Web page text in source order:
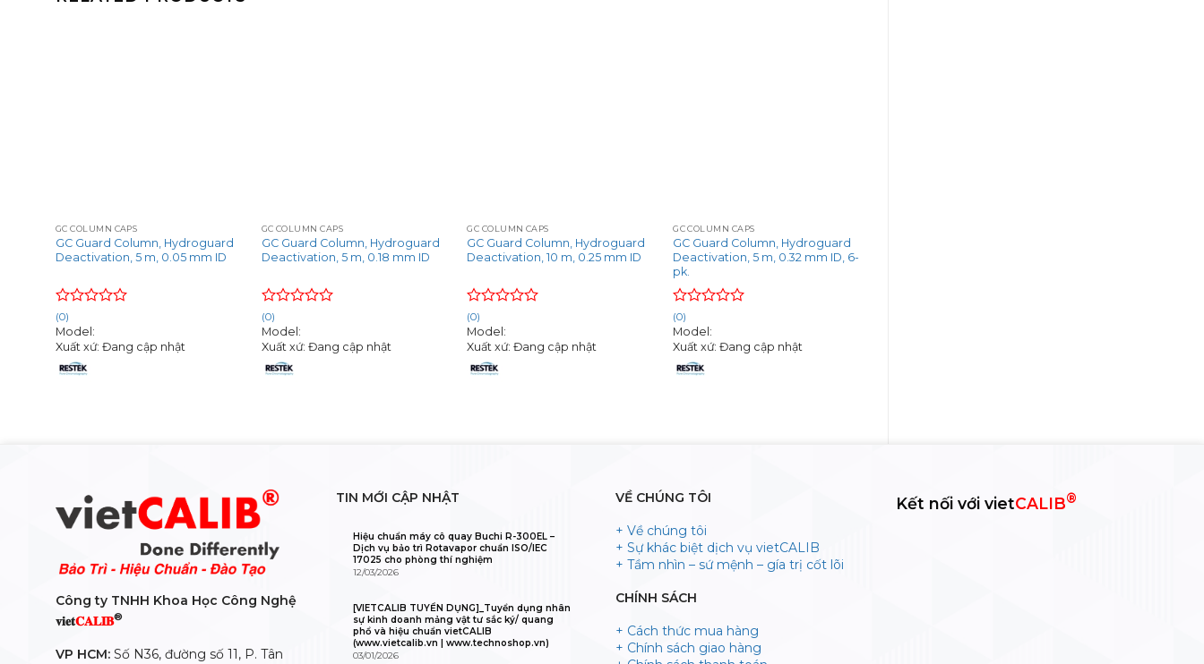
GC COLUMN CAPS
GC Guard Column, Hydroguard
Deactivation, 5 m, 0.05 mm ID
Rated
0
out
5
(0)
Model:
Xuất xứ: Đang cập nhật
GC COLUMN CAPS
GC Guard Column, Hydroguard
Deactivation, 5 m, 0.18 mm ID
Rated
0
out
5
(0)
Model:
Xuất xứ: Đang cập nhật
GC COLUMN CAPS
GC Guard Column, Hydroguard
Deactivation, 10 m, 0.25 mm ID
Rated
0
out
5
(0)
Model:
Xuất xứ: Đang cập nhật
GC COLUMN CAPS
GC Guard Column, Hydroguard
Deactivation, 5 m, 0.32 mm ID, 6-
pk.
Rated
0
out
5
(0)
Model:
Xuất xứ: Đang cập nhật
Công ty TNHH Khoa Học Công Nghệ
𝐯𝐢𝐞𝐭𝐂𝐀𝐋𝐈𝐁®
VP HCM: Số N36, đường số 11, P. Tân
TIN MỚI CẬP NHẬT
Hiệu chuẩn máy cô quay Buchi R-300EL –
Dịch vụ bảo trì Rotavapor chuẩn ISO/IEC
17025 cho phòng thí nghiệm
12/03/2026
[VIETCALIB TUYỂN DỤNG]_Tuyển dụng nhân
sự kinh doanh mảng vật tư sắc ký/ quang
phổ và hiệu chuẩn vietCALIB
(www.vietcalib.vn | www.technoshop.vn)
03/01/2026
VỀ CHÚNG TÔI
+ Về chúng tôi
+ Sự khác biệt dịch vụ vietCALIB
+ Tầm nhìn – sứ mệnh – gía trị cốt lõi
CHÍNH SÁCH
+ Cách thức mua hàng
+ Chính sách giao hàng
Kết nối với vietCALIB®